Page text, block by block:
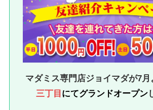
マダミス専門店ジョイマダが7月
三丁目 にてグランドオープン